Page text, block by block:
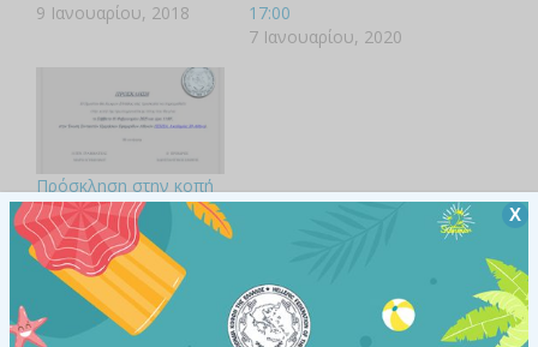
9 Ιανουαρίου, 2018
17:00
7 Ιανουαρίου, 2020
Πρόσκληση στην κοπή
της πρωτοχρονιάτικης
πίτας της ΟΜ.Κ.Ε.
01/02/2025
22 Ιανουαρίου, 2025
Χ